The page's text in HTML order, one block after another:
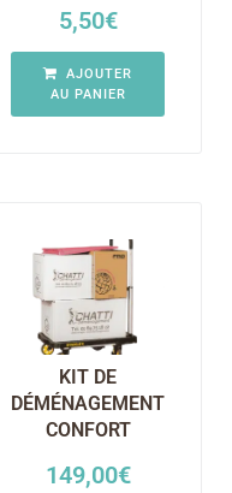
5,50€
AJOUTER
AU PANIER
KIT DE
DÉMÉNAGEMENT
CONFORT
149,00€